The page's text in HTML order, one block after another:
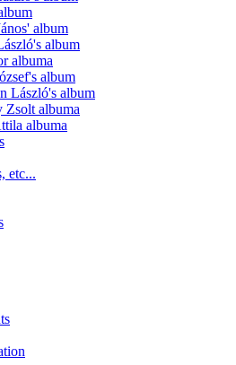
album
album
albuma
album
László's album
Zsolt albuma
albuma
etc...